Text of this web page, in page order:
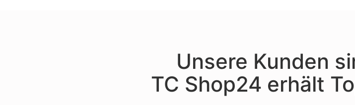
Unsere Kunden
TC Shop24 erhält